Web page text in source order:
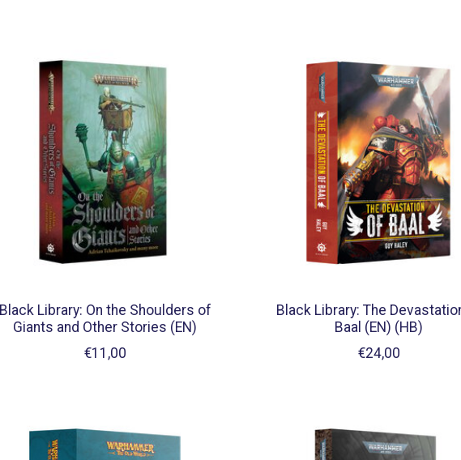
Black Library: On the Shoulders of
Giants and Other Stories (EN)
€11,00
Black Library: The
Baal (EN) (HB)
€24,00